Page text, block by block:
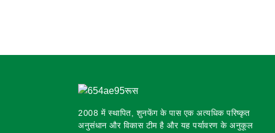
2008 में स्थापित, शुनफेंग के पास एक अत्यधिक परिष्कृत
अनुसंधान और विकास टीम है और यह पर्यावरण के अनुकूल